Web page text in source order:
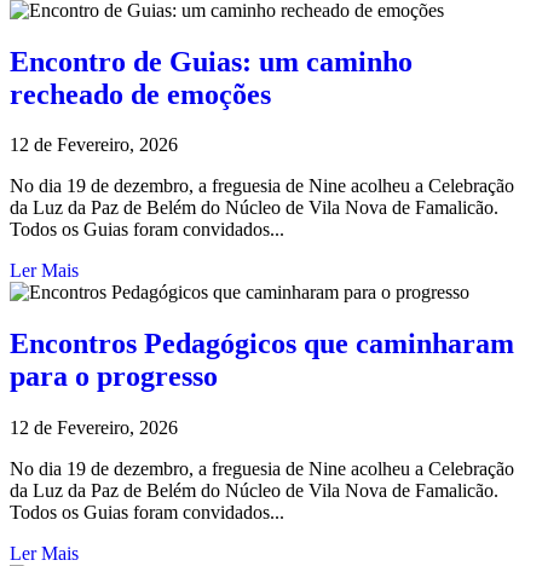
Encontro de Guias: um caminho
recheado de emoções
12 de Fevereiro, 2026
No dia 19 de dezembro, a freguesia de Nine acolheu a Celebração
da Luz da Paz de Belém do Núcleo de Vila Nova de Famalicão.
Todos os Guias foram convidados...
Ler Mais
Encontros Pedagógicos que caminharam
para o progresso
12 de Fevereiro, 2026
No dia 19 de dezembro, a freguesia de Nine acolheu a Celebração
da Luz da Paz de Belém do Núcleo de Vila Nova de Famalicão.
Todos os Guias foram convidados...
Ler Mais